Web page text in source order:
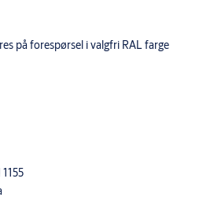
på forespørsel i valgfri RAL farge